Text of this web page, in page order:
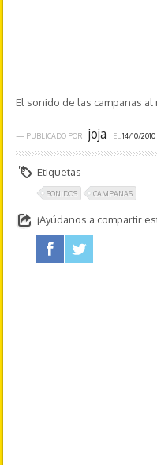
El sonido de las campanas al
— PUBLICADO POR joja EL14/10/2010
Etiquetas
SONIDOS CAMPANAS
¡Ayúdanos a compartir